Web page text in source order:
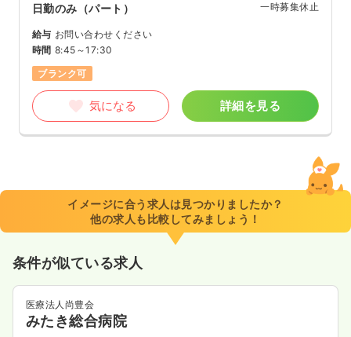
日勤のみ（パート） 一時募集休止
給与 お問い合わせください
時間 8:45～17:30
ブランク可
気になる 詳細を見る
イメージに合う求人は見つかりましたか？
他の求人も比較してみましょう！
条件が似ている求人
医療法人尚豊会
みたき総合病院